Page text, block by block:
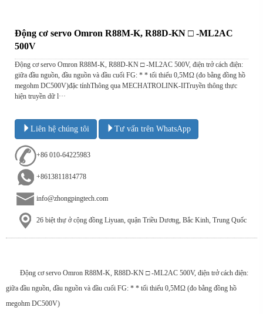
Động cơ servo Omron R88M-K, R88D-KN □ -ML2AC
500V
Động cơ servo Omron R88M-K, R88D-KN □ -ML2AC 500V, điện trở cách điện:
giữa đầu nguồn, đầu nguồn và đầu cuối FG: * * tối thiểu 0,5MΩ (đo bằng đồng hồ
megohm DC500V)đặc tínhThông qua MECHATROLINK-IITruyền thông thực
hiện truyền dữ l···
Liên hệ chúng tôi Tư vấn trên WhatsApp
+86 010-64225983
+8613811814778
info@zhongpingtech.com
26 biệt thự ở cộng đồng Liyuan, quận Triều Dương, Bắc Kinh, Trung Quốc
Động cơ servo Omron R88M-K, R88D-KN □ -ML2AC 500V, điện trở cách điện:
giữa đầu nguồn, đầu nguồn và đầu cuối FG: * * tối thiểu 0,5MΩ (đo bằng đồng hồ
megohm DC500V)